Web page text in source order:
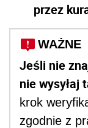
przez
WAŻNE
Jeśli nie
nie wysyłaj
krok
zgodnie z